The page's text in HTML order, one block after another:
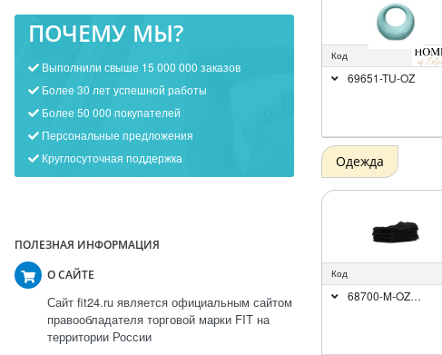
ПОЧЕМУ МЫ?
Выполнили свыше 15 000 000 заказов
Более 30 лет успешной работы
Более 50 000 покупателей
Персональные предложения
Круглосуточная поддержка
ПОЛЕЗНАЯ ИНФОРМАЦИЯ
О САЙТЕ
Сайт fit24.ru является официальным сайтом
правообладателя торговой марки FIT на
территории России
Код
69651-TU-OZ
Одежда
Код
68700-M-OZ